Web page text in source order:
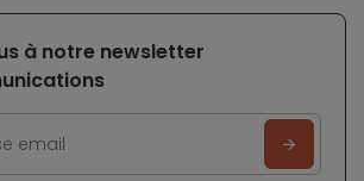
à notre newsletter